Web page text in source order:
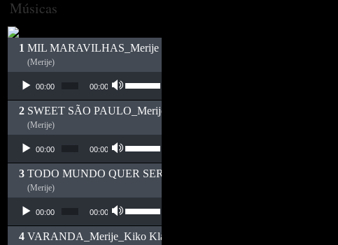
Músicas
MIL MARAVILHAS_Merije
(Merije)
Tocador de áudio
00:00 00:00
SWEET SÃO PAULO_Merije
(Merije)
Tocador de áudio
00:00 00:00
TODO MUNDO QUER SER BRASILEIRO_Merije_Jamphel D
(Merije)
Tocador de áudio
00:00 00:00
VARANDA_Merije_Kiko Klaus